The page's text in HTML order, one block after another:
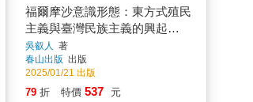
福爾摩沙意識形態：東方式殖民
主義與臺灣民族主義的興起
1895-1945
吳叡人 著
春山出版 出版
2025/01/21 出版
79 折 特價 537 元